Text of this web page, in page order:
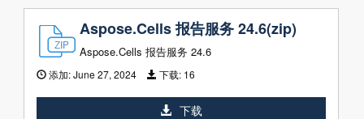
Aspose.Cells 报告服务 24.6(zip)
Aspose.Cells 报告服务 24.6
添加:June 27, 2024 下载: 16
下载